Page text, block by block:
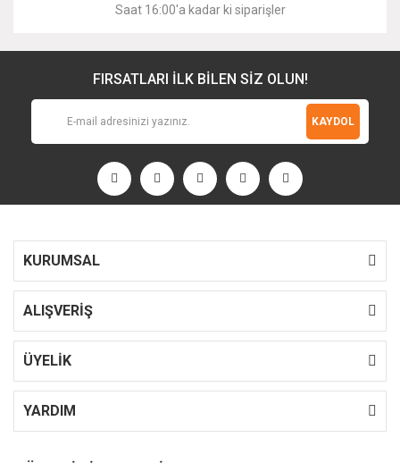
Saat 16:00'a kadar ki siparişler
FIRSATLARI İLK BİLEN SİZ OLUN!
KAYDOL
KURUMSAL
ALIŞVERİŞ
ÜYELİK
YARDIM